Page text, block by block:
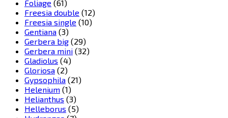
Foliage (61)
Freesia double (12)
Freesia single (10)
Gentiana (3)
Gerbera big (29)
Gerbera mini (32)
Gladiolus (4)
Gloriosa (2)
Gypsophila (21)
Helenium (1)
Helianthus (3)
Helleborus (5)